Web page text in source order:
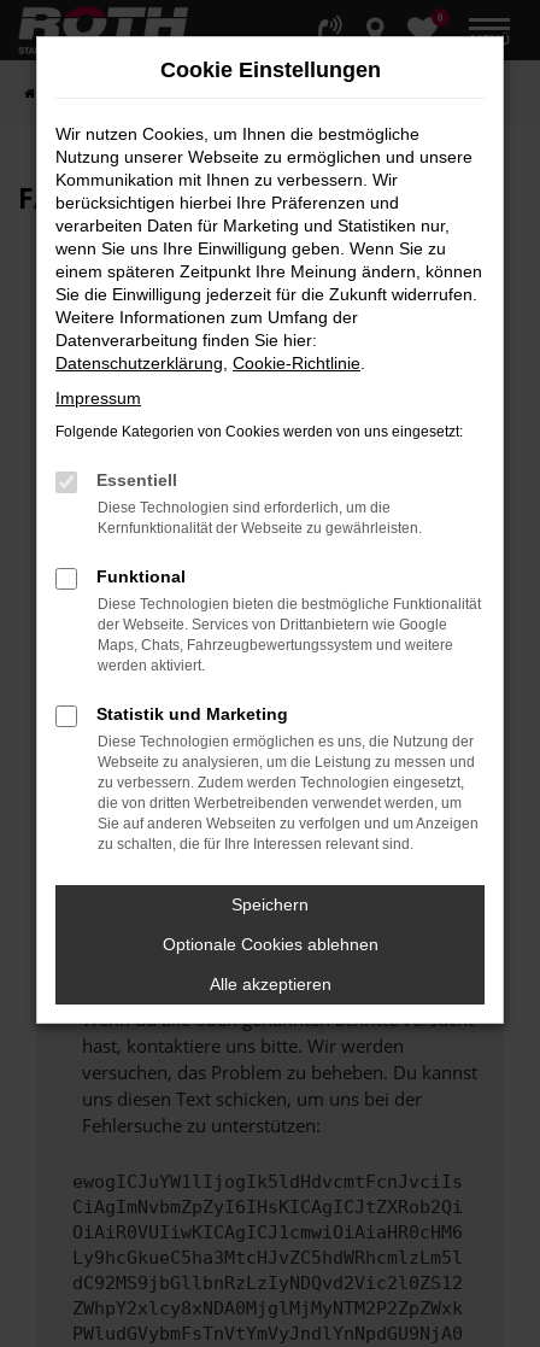
Zum
Hauptinhalt
0
MENÜ
FAHRZEUG-SHOWROOM
Fehler: Network Error
Beim Laden ist ein Fehler aufgetreten.
Hier sind ein paar Tipps, die dir helfen können:
Überprüfe deine Firewall und deine
Laden andere Webseiten, zum Beispiel deine
Suchmaschine?
Prüfe deine Browsererweiterungen.
Manche Erweiterungen, wie Werbeblocker,
können das Laden bestimmter Seiten
verhindern. Funktioniert die Seite in einem
anderen Browser oder in einem privaten
Fenster?
Starte dein Gerät neu.
Das kann manchmal helfen, vorübergehende
Probleme zu beheben.
Stelle sicher, dass dein Browser und dein
Betriebssystem auf dem neuesten Stand
sind.
Sicherheitsrisiko, sondern kann auch dazu
unterstützt werden.
Wende dich an den Webseitenbetreiber.
Wenn du alle oben genannten Schritte versucht
hast, kontaktiere uns bitte. Wir werden
versuchen, das Problem zu beheben. Du kannst
uns diesen Text schicken, um uns bei der
Fehlersuche zu unterstützen:
ewogICJuYW1lIjogIk5ldHdvcmtFcnJvciIs
CiAgImNvbmZpZyI6IHsKICAgICJtZXRob2Qi
OiAiR0VUIiwKICAgICJ1cmwiOiAiaHR0cHM6
Ly9hcGkueC5ha3MtcHJvZC5hdWRhcmlzLm5l
dC92MS9jbGllbnRzLzIyNDQvd2Vic2l0ZS12
ZWhpY2xlcy8xNDA0MjglMjMyNTM2P2ZpZWxk
PWludGVybmFsTnVtYmVyJndlYnNpdGU9NjA0
Cookie Einstellungen
Wir nutzen Cookies, um Ihnen die bestmögliche
Nutzung unserer Webseite zu ermöglichen und unsere
Kommunikation mit Ihnen zu verbessern. Wir
berücksichtigen hierbei Ihre Präferenzen und
verarbeiten Daten für Marketing und Statistiken nur,
wenn Sie uns Ihre Einwilligung geben. Wenn Sie zu
einem späteren Zeitpunkt Ihre Meinung ändern, können
Sie die Einwilligung jederzeit für die Zukunft widerrufen.
Weitere Informationen zum Umfang der
Datenverarbeitung finden Sie hier:
Datenschutzerklärung Cookie-Richtlinie
Impressum
Folgende Kategorien von Cookies werden von uns eingesetzt:
Essentiell
Diese Technologien sind erforderlich, um die
Kernfunktionalität der Webseite zu gewährleisten.
Funktional
Diese Technologien bieten die bestmögliche Funktionalität
der Webseite. Services von Drittanbietern wie Google
Maps, Chats, Fahrzeugbewertungssystem und weitere
werden aktiviert.
Statistik und Marketing
Diese Technologien ermöglichen es uns, die Nutzung der
Webseite zu analysieren, um die Leistung zu messen und
zu verbessern. Zudem werden Technologien eingesetzt,
die von dritten Werbetreibenden verwendet werden, um
Sie auf anderen Webseiten zu verfolgen und um Anzeigen
zu schalten, die für Ihre Interessen relevant sind.
Speichern
Optionale Cookies ablehnen
Alle akzeptieren